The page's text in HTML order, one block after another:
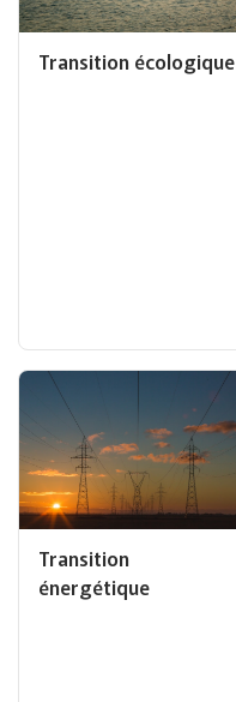
Transition écologique
Transition
énergétique